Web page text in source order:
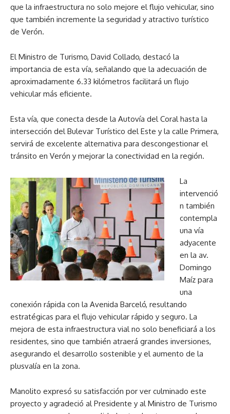
que la infraestructura no solo mejore el flujo vehicular, sino
que también incremente la seguridad y atractivo turístico
de Verón.
El Ministro de Turismo, David Collado, destacó la
importancia de esta vía, señalando que la adecuación de
aproximadamente 6.33 kilómetros facilitará un flujo
vehicular más eficiente.
Esta vía, que conecta desde la Autovía del Coral hasta la
intersección del Bulevar Turístico del Este y la calle Primera,
servirá de excelente alternativa para descongestionar el
tránsito en Verón y mejorar la conectividad en la región.
La
intervenció
n también
contempla
una vía
adyacente
en la av.
Domingo
Maíz para
una
conexión rápida con la Avenida Barceló, resultando
estratégicas para el flujo vehicular rápido y seguro. La
mejora de esta infraestructura vial no solo beneficiará a los
residentes, sino que también atraerá grandes inversiones,
asegurando el desarrollo sostenible y el aumento de la
plusvalía en la zona.
Manolito expresó su satisfacción por ver culminado este
proyecto y agradeció al Presidente y al Ministro de Turismo